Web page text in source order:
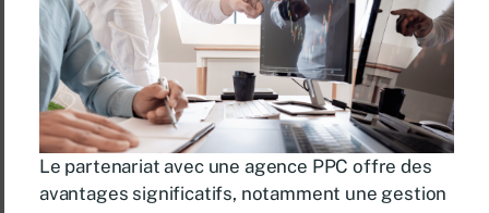
Le partenariat avec une agence PPC offre des
avantages significatifs, notamment une gestion